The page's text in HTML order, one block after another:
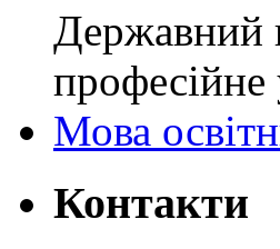
Державний
Мова
Контакти